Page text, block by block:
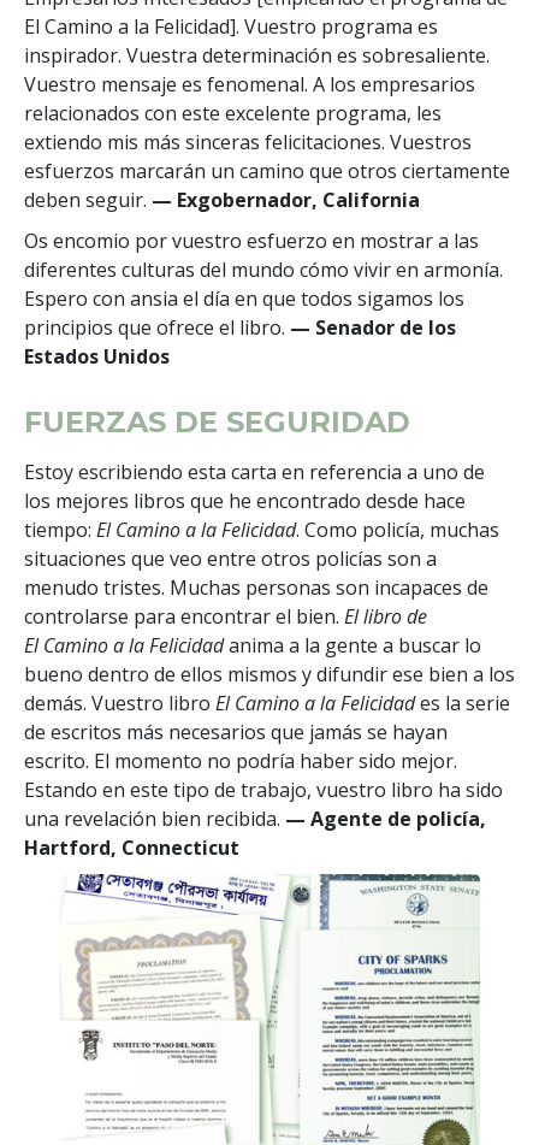
El Camino a la Felicidad]. Vuestro programa es
inspirador. Vuestra determinación es sobresaliente.
Vuestro mensaje es fenomenal. A los empresarios
relacionados con este excelente programa, les
extiendo mis más sinceras felicitaciones. Vuestros
esfuerzos marcarán un camino que otros ciertamente
deben seguir. — Exgobernador, California
Os encomio por vuestro esfuerzo en mostrar a las
diferentes culturas del mundo cómo vivir en armonía.
Espero con ansia el día en que todos sigamos los
principios que ofrece el libro. — Senador de los
Estados Unidos
FUERZAS DE SEGURIDAD
Estoy escribiendo esta carta en referencia a uno de
los mejores libros que he encontrado desde hace
tiempo: El Camino a la Felicidad. Como policía, muchas
situaciones que veo entre otros policías son a
menudo tristes. Muchas personas son incapaces de
controlarse para encontrar el bien. El libro de
El Camino a la Felicidadanima a la gente a buscar lo
bueno dentro de ellos mismos y difundir ese bien a los
demás. Vuestro libro El Camino a la Felicidades la serie
de escritos más necesarios que jamás se hayan
escrito. El momento no podría haber sido mejor.
Estando en este tipo de trabajo, vuestro libro ha sido
una revelación bien recibida. — Agente de policía,
Hartford, Connecticut